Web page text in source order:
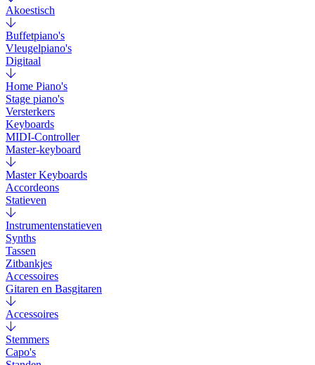
Akoestisch
Buffetpiano's
Vleugelpiano's
Digitaal
Home Piano's
Stage piano's
Versterkers
Keyboards
MIDI-Controller
Master-keyboard
Master Keyboards
Accordeons
Statieven
Instrumentenstatieven
Synths
Tassen
Zitbankjes
Accessoires
Gitaren en Basgitaren
Accessoires
Stemmers
Capo's